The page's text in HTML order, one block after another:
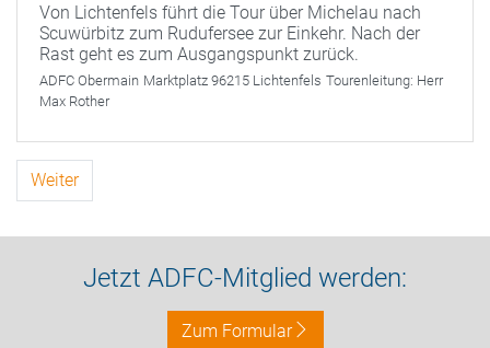
Von Lichtenfels führt die Tour über Michelau nach
Scuwürbitz zum Rudufersee zur Einkehr. Nach der
Rast geht es zum Ausgangspunkt zurück.
ADFC Obermain Marktplatz 96215 Lichtenfels Tourenleitung: Herr
Max Rother
Weiter
Jetzt ADFC-Mitglied werden:
Zum Formular